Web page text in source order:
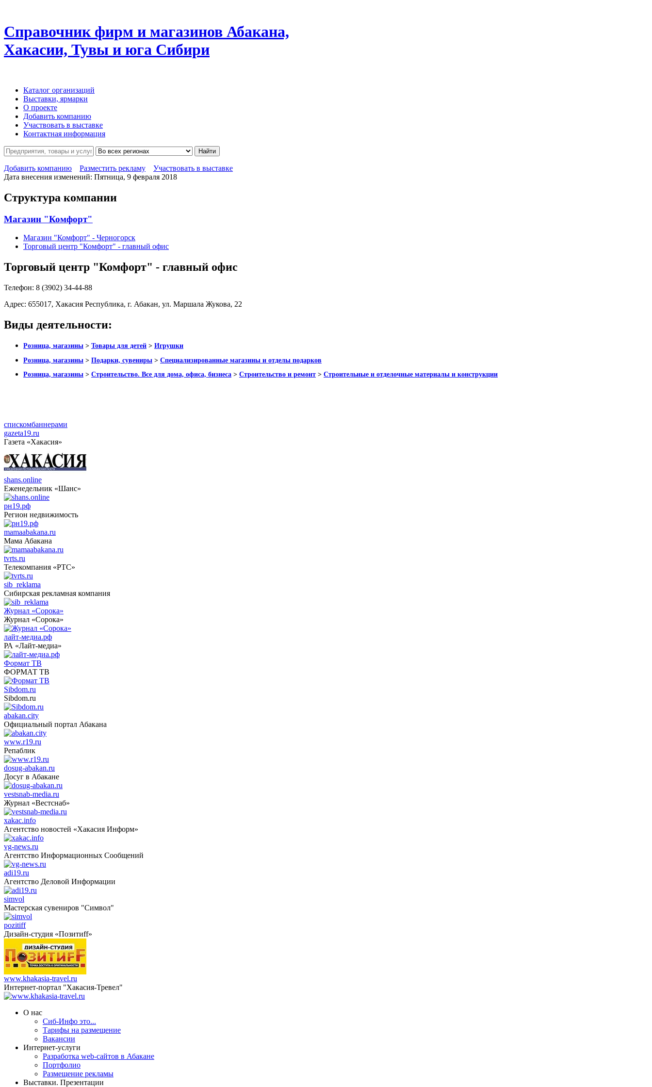
Справочник фирм и магазинов Абакана,
Хакасии, Тувы и юга Сибири
Каталог организаций
Выставки, ярмарки
О проекте
Добавить компанию
Участвовать в выставке
Контактная информация
Найти
Добавить компанию Разместить рекламу
Участвовать в выставке
Дата внесения изменений: Пятница, 9 февраля 2018
Структура компании
Магазин "Комфорт"
Магазин "Комфорт" - Черногорск
Торговый центр "Комфорт" - главный офис
Торговый центр "Комфорт" - главный офис
Телефон: 8 (3902) 34-44-88
Адрес: 655017, Хакасия Республика, г. Абакан, ул. Маршала Жукова, 22
Виды деятельности:
Розница, магазины > Товары для детей > Игрушки
Розница, магазины > Подарки, сувениры > Специализированные магазины и отделы подарков
Розница, магазины > Строительство. Все для дома, офиса, бизнеса > Строительство и ремонт > Строительные и отделочные материалы и конструкции
спискомбаннерами
gazeta19.ru
Газета «Хакасия»
shans.online
Еженедельник «Шанс»
рн19.рф
Регион недвижимость
mamaabakana.ru
Мама Абакана
tvrts.ru
Телекомпания «РТС»
sib_reklama
Сибирская рекламная компания
Журнал «Сорока»
Журнал «Сорока»
лайт-медиа.рф
РА «Лайт-медиа»
Формат ТВ
ФОРМАТ ТВ
Sibdom.ru
Sibdom.ru
abakan.city
Официальный портал Абакана
www.r19.ru
Репаблик
dosug-abakan.ru
Досуг в Абакане
vestsnab-media.ru
Журнал «Вестснаб»
xakac.info
Агентство новостей «Хакасия Информ»
vg-news.ru
Агентство Информационных Сообщений
adi19.ru
Агентство Деловой Информации
simvol
Мастерская сувениров "Символ"
pozitiff
Дизайн-студия «Позитиff»
www.khakasia-travel.ru
Интернет-портал "Хакасия-Тревел"
О нас
Сиб-Инфо это...
Тарифы на размещение
Вакансии
Интернет-услуги
Разработка web-сайтов в Абакане
Портфолио
Размещение рекламы
Выставки. Презентации